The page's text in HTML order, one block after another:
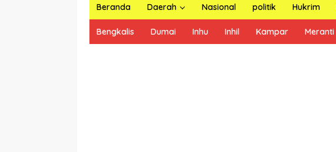
Beranda Daerah Nasional politik Hukrim
Bengkalis Dumai Inhu Inhil Kampar Meranti